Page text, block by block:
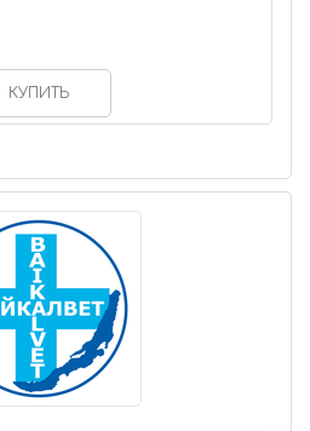
КУПИТЬ